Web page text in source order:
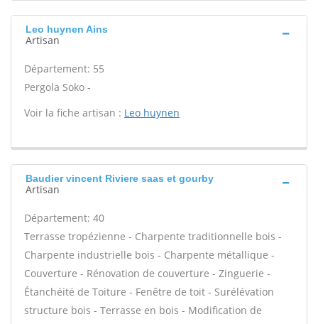
Leo huynen Ains
Artisan
Département: 55
Pergola Soko -
Voir la fiche artisan : Leo huynen
Baudier vincent Riviere saas et gourby
Artisan
Département: 40
Terrasse tropézienne - Charpente traditionnelle bois -
Charpente industrielle bois - Charpente métallique -
Couverture - Rénovation de couverture - Zinguerie -
Étanchéité de Toiture - Fenêtre de toit - Surélévation
structure bois - Terrasse en bois - Modification de